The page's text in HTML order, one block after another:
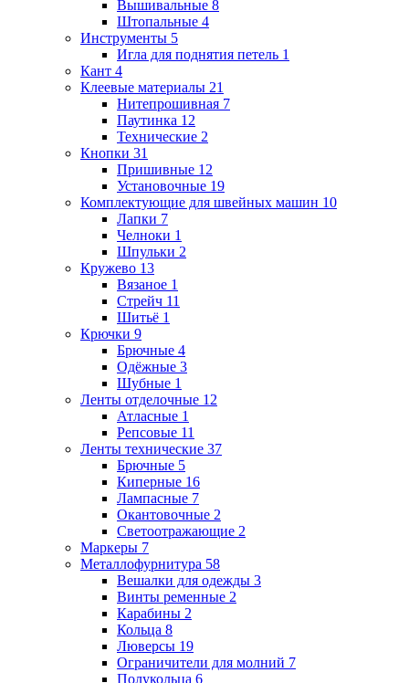
Вышивальные 8
Штопальные 4
Инструменты 5
Игла для поднятия петель 1
Кант 4
Клеевые материалы 21
Нитепрошивная 7
Паутинка 12
Технические 2
Кнопки 31
Пришивные 12
Установочные 19
Комплектующие для швейных машин 10
Лапки 7
Челноки 1
Шпульки 2
Кружево 13
Вязаное 1
Стрейч 11
Шитьё 1
Крючки 9
Брючные 4
Одёжные 3
Шубные 1
Ленты отделочные 12
Атласные 1
Репсовые 11
Ленты технические 37
Брючные 5
Киперные 16
Лампасные 7
Окантовочные 2
Светоотражающие 2
Маркеры 7
Металлофурнитура 58
Вешалки для одежды 3
Винты ременные 2
Карабины 2
Кольца 8
Люверсы 19
Ограничители для молний 7
Полукольца 6